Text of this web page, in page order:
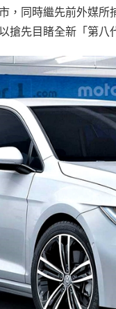
，同時繼先前外媒
搶先目睹全新「第八